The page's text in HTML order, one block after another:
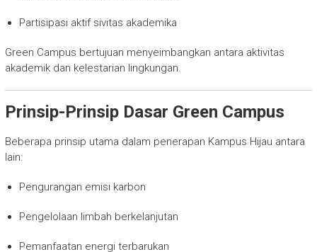
Partisipasi aktif sivitas akademika
Green Campus bertujuan menyeimbangkan antara aktivitas
akademik dan kelestarian lingkungan.
Prinsip-Prinsip Dasar Green Campus
Beberapa prinsip utama dalam penerapan Kampus Hijau antara
lain:
Pengurangan emisi karbon
Pengelolaan limbah berkelanjutan
Pemanfaatan energi terbarukan